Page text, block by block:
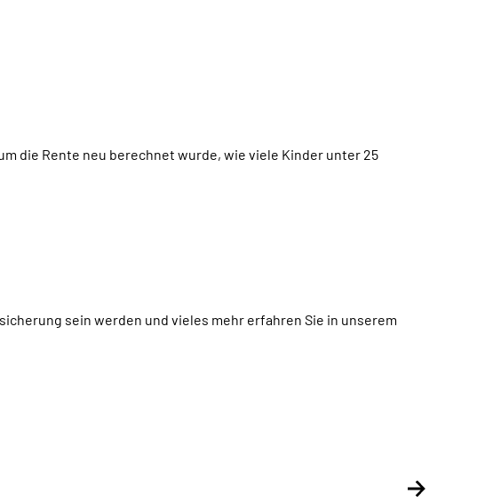
die Rente neu berechnet wurde, wie viele Kinder unter 25
sein werden und vieles mehr erfahren Sie in unserem